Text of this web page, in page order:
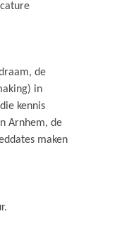
de
in
kennis
Arnhem, de
maken